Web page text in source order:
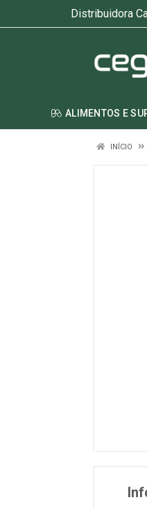
Distribuidora
ALIMENTOS E
INÍCIO